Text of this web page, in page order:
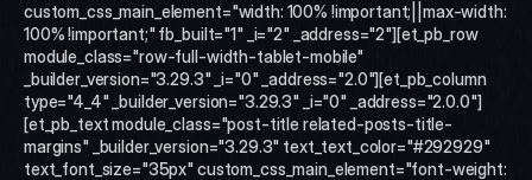
custom_css_main_element="width: 100% !important;||max-width:
100% !important;" fb_built="1" _i="2" _address="2"][et_pb_row
module_class="row-full-width-tablet-mobile"
_builder_version="3.29.3" _i="0" _address="2.0"][et_pb_column
type="4_4" _builder_version="3.29.3" _i="0" _address="2.0.0"]
[et_pb_text module_class="post-title related-posts-title-
margins" _builder_version="3.29.3" text_text_color="#292929"
text_font_size="35px" custom_css_main_element="font-weight: